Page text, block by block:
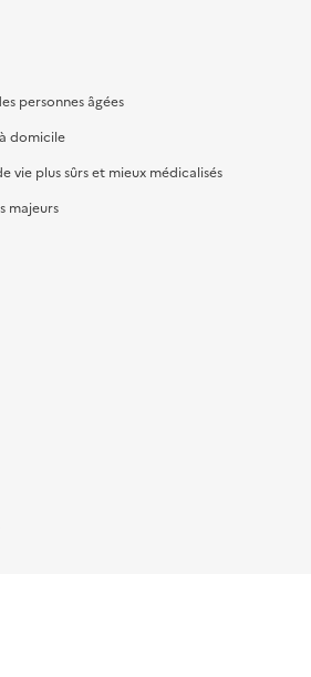
personnes âgées
domicile
vie plus sûrs et mieux médicalisés
majeurs